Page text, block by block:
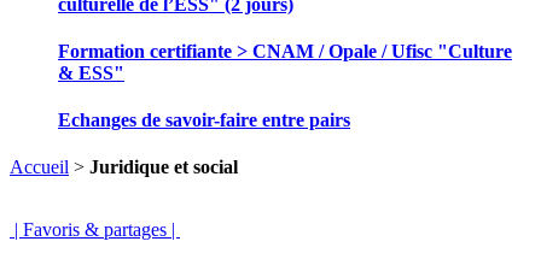
Formation certifiante > CNAM / Opale / Ufisc "Culture
& ESS"
Echanges de savoir-faire entre pairs
Accueil > Juridique et social
| Favoris & partages |